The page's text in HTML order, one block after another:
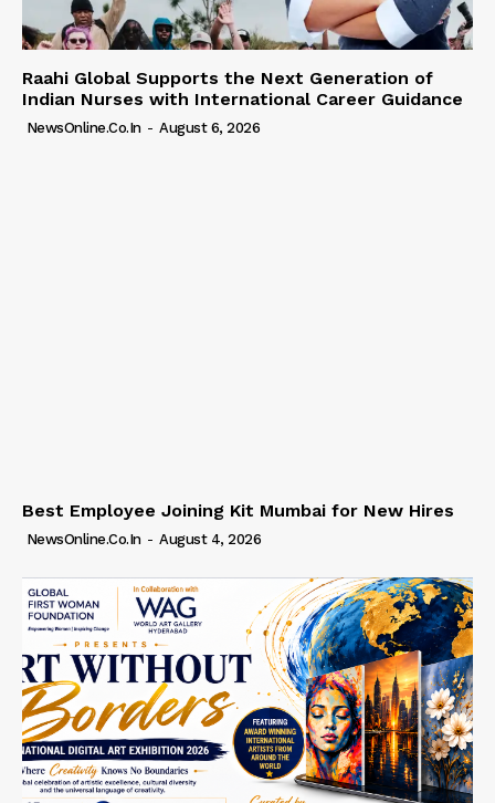
Raahi Global Supports the Next Generation of
Indian Nurses with International Career Guidance
NewsOnline.co.in - August 6, 2026
Best Employee Joining Kit Mumbai for New Hires
NewsOnline.co.in - August 4, 2026